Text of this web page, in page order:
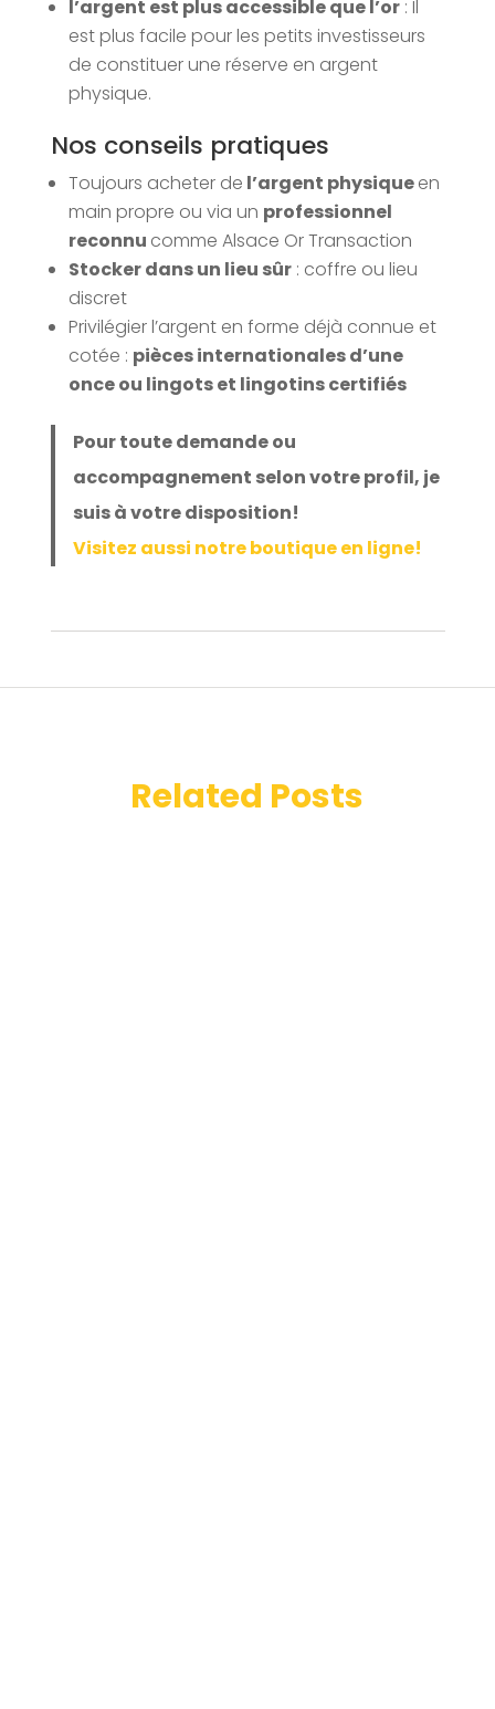
l’argent est plus accessible que l’or: Il
est plus facile pour les petits investisseurs
de constituer une réserve en argent
physique.
Nos conseils pratiques
Toujours acheter de l’argent physiqueen
main propre ou via un professionnel
reconnu comme Alsace Or Transaction
Stocker dans un lieu sûr: coffre ou lieu
discret
Privilégier l’argent en forme déjà connue et
cotée : pièces internationales d’une
once ou lingots et lingotins certifiés
Pour toute demande ou
accompagnement selon votre profil, je
suis à votre disposition!
Visitez aussi notre boutique en ligne!
Related Posts